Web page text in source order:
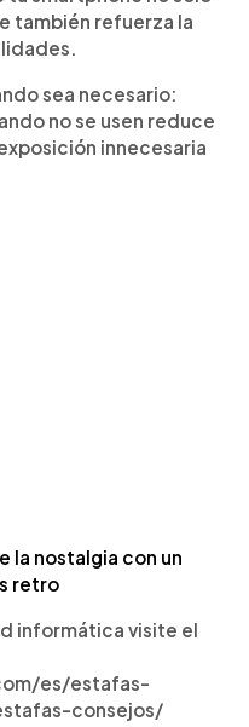
también refuerza la
sea necesario:
no se usen reduce
innecesaria
la nostalgia con un
retro
informática visite el
es/estafas-
consejos/